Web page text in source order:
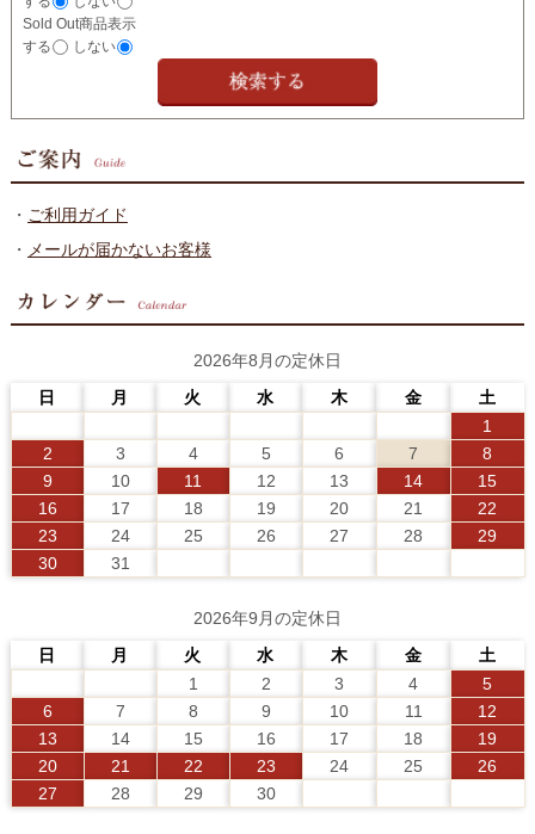
Sold Out商品表示
する
しない
・ ご利用ガイド
・ メールが届かないお客様
2026年8月の定休日
日
月 火 水 木 金
土
1
2
3 4 5 6 7
8
9
10 11 12 13 14
15
16
17 18 19 20 21
22
23
24 25 26 27 28
29
30
31
2026年9月の定休日
日
月 火 水 木 金
土
1
2 3 4
5
6
7 8 9 10 11
12
13
14 15 16 17 18
19
20
21 22 23 24 25
26
27
28 29 30